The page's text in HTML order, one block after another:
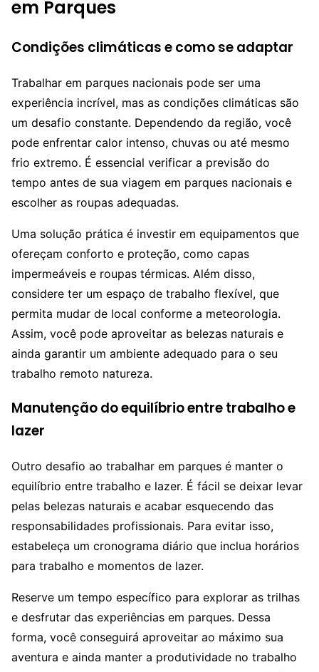
em Parques
Condições climáticas e como se adaptar
Trabalhar em parques nacionais pode ser uma
experiência incrível, mas as condições climáticas são
um desafio constante. Dependendo da região, você
pode enfrentar calor intenso, chuvas ou até mesmo
frio extremo. É essencial verificar a previsão do
tempo antes de sua viagem em parques nacionais e
escolher as roupas adequadas.
Uma solução prática é investir em equipamentos que
ofereçam conforto e proteção, como capas
impermeáveis e roupas térmicas. Além disso,
considere ter um espaço de trabalho flexível, que
permita mudar de local conforme a meteorologia.
Assim, você pode aproveitar as belezas naturais e
ainda garantir um ambiente adequado para o seu
trabalho remoto natureza.
Manutenção do equilíbrio entre trabalho e
lazer
Outro desafio ao trabalhar em parques é manter o
equilíbrio entre trabalho e lazer. É fácil se deixar levar
pelas belezas naturais e acabar esquecendo das
responsabilidades profissionais. Para evitar isso,
estabeleça um cronograma diário que inclua horários
para trabalho e momentos de lazer.
Reserve um tempo específico para explorar as trilhas
e desfrutar das experiências em parques. Dessa
forma, você conseguirá aproveitar ao máximo sua
aventura e ainda manter a produtividade no trabalho